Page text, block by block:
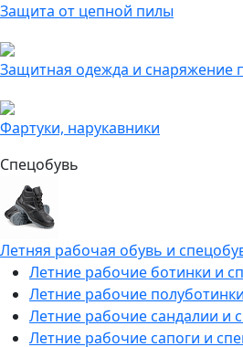
Защита от цепной пилы
Защитная одежда и снаряжение
Фартуки, нарукавники
Спецобувь
Летняя рабочая обувь и
Летние рабочие ботинки и
Летние рабочие
Летние рабочие сандалии и
Летние рабочие сапоги и